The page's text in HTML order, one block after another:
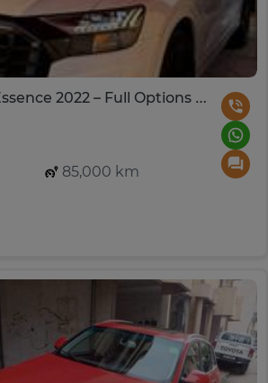
Audi Q8 S-Line Essence 2022 – Full Options – Déjà dédouanée
85,000 km